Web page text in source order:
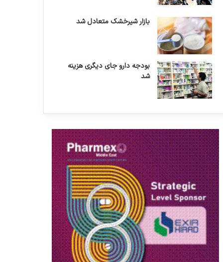
بازار شیرخشک متعادل شد
بودجه دارو جای دیگری هزینه
شد